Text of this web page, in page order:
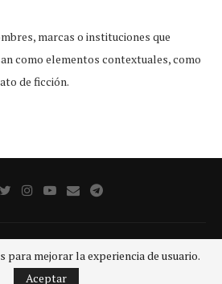
marcas o instituciones que
como elementos contextuales, como
de ficción.
derechos reservados.
mejorar la experiencia de usuario.
Aceptar